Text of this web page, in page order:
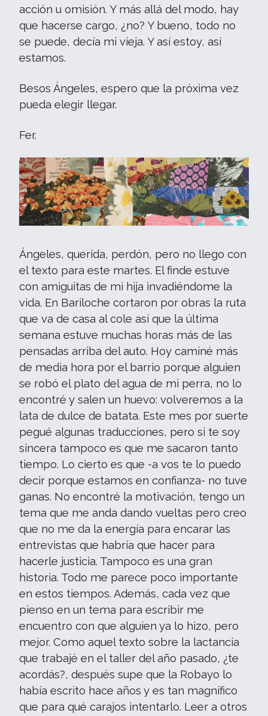
acción u omisión. Y más allá del modo, hay
que hacerse cargo, ¿no? Y bueno, todo no
se puede, decía mi vieja. Y así estoy, así
estamos.
Besos Ángeles, espero que la próxima vez
pueda elegir llegar.
Fer.
Ángeles, querida, perdón, pero no llego con
el texto para este martes. El finde estuve
con amiguitas de mi hija invadiéndome la
vida. En Bariloche cortaron por obras la ruta
que va de casa al cole así que la última
semana estuve muchas horas más de las
pensadas arriba del auto. Hoy caminé más
de media hora por el barrio porque alguien
se robó el plato del agua de mi perra, no lo
encontré y salen un huevo: volveremos a la
lata de dulce de batata. Este mes por suerte
pegué algunas traducciones, pero si te soy
sincera tampoco es que me sacaron tanto
tiempo. Lo cierto es que -a vos te lo puedo
decir porque estamos en confianza- no tuve
ganas. No encontré la motivación, tengo un
tema que me anda dando vueltas pero creo
que no me da la energía para encarar las
entrevistas que habría que hacer para
hacerle justicia. Tampoco es una gran
historia. Todo me parece poco importante
en estos tiempos. Además, cada vez que
pienso en un tema para escribir me
encuentro con que alguien ya lo hizo, pero
mejor. Como aquel texto sobre la lactancia
que trabajé en el taller del año pasado, ¿te
acordás?, después supe que la Robayo lo
había escrito hace años y es tan magnífico
que para qué carajos intentarlo. Leer a otros